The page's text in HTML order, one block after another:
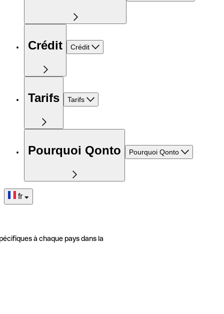
Crédit Crédit
Tarifs Tarifs
Pourquoi Qonto Pourquoi Qonto
fr
à chaque pays dans la